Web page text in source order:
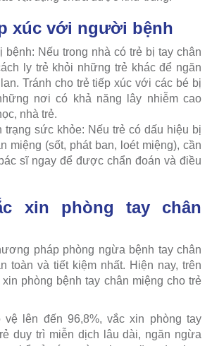
xúc với người bệnh
bệnh: Nếu trong nhà có trẻ bị tay chân
ly trẻ khỏi những trẻ khác để ngăn
Tránh cho trẻ tiếp xúc với các bé bị
nơi có khả năng lây nhiễm cao
nhà trẻ.
trạng sức khỏe: Nếu trẻ có dấu hiệu bị
miệng (sốt, phát ban, loét miệng), cần
sĩ ngay để được chẩn đoán và điều
xin phòng tay chân
pháp phòng ngừa bệnh tay chân
toàn và tiết kiệm nhất. Hiện nay, trên
phòng bệnh tay chân miệng cho trẻ
lên đến 96,8%, vắc xin phòng tay
duy trì miễn dịch lâu dài, ngăn ngừa